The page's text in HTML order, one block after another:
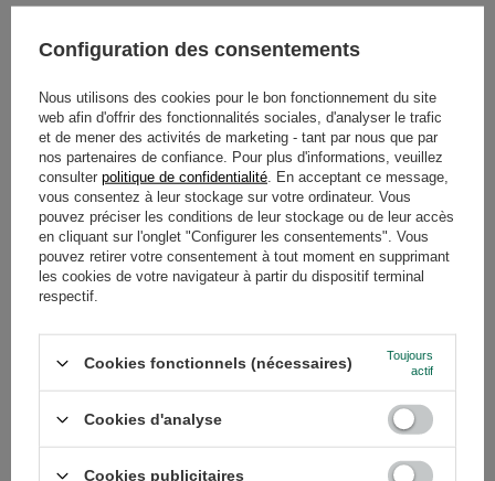
VOIR AUSSI
Pajarito Premium Despalada 0,5 kg
(22,80 € / kg)
10,90 € / article
(21,80 € / kg)
Pajarito Compuesta
Configuration des consentements
Nous utilisons des cookies pour le bon fonctionnement du site
web afin d'offrir des fonctionnalités sociales, d'analyser le trafic
et de mener des activités de marketing - tant par nous que par
nos partenaires de confiance. Pour plus d'informations, veuillez
consulter politique de confidentialité . En acceptant ce message,
vous consentez à leur stockage sur votre ordinateur. Vous
pouvez préciser les conditions de leur stockage ou de leur accès
en cliquant sur l'onglet "Configurer les consentements". Vous
pouvez retirer votre consentement à tout moment en supprimant
les cookies de votre navigateur à partir du dispositif terminal
respectif.
Cookies fonctionnels (nécessaires)
Toujours
actif
Cookies d'analyse
Cookies publicitaires